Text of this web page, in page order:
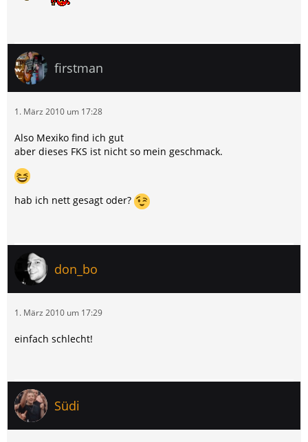
firstman
1. März 2010 um 17:28
Also Mexiko find ich gut
aber dieses FKS ist nicht so mein geschmack.
hab ich nett gesagt oder?
don_bo
1. März 2010 um 17:29
einfach schlecht!
Südi